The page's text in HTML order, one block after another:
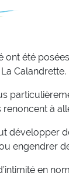
ont été
Calandrette.
à
développer
engendrer
en